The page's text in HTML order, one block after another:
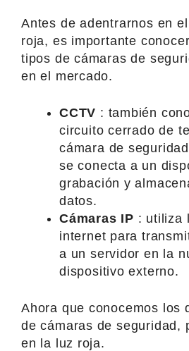
Antes de adentrarnos en
roja, es importante
tipos de cámaras de
en el mercado.
CCTV : también
circuito cerrado de
cámara de
se conecta a un
grabación y
datos.
Cámaras IP : utiliza
internet para
a un servidor en la
dispositivo externo.
Ahora que conocemos los
de cámaras de seguridad,
en la luz roja.